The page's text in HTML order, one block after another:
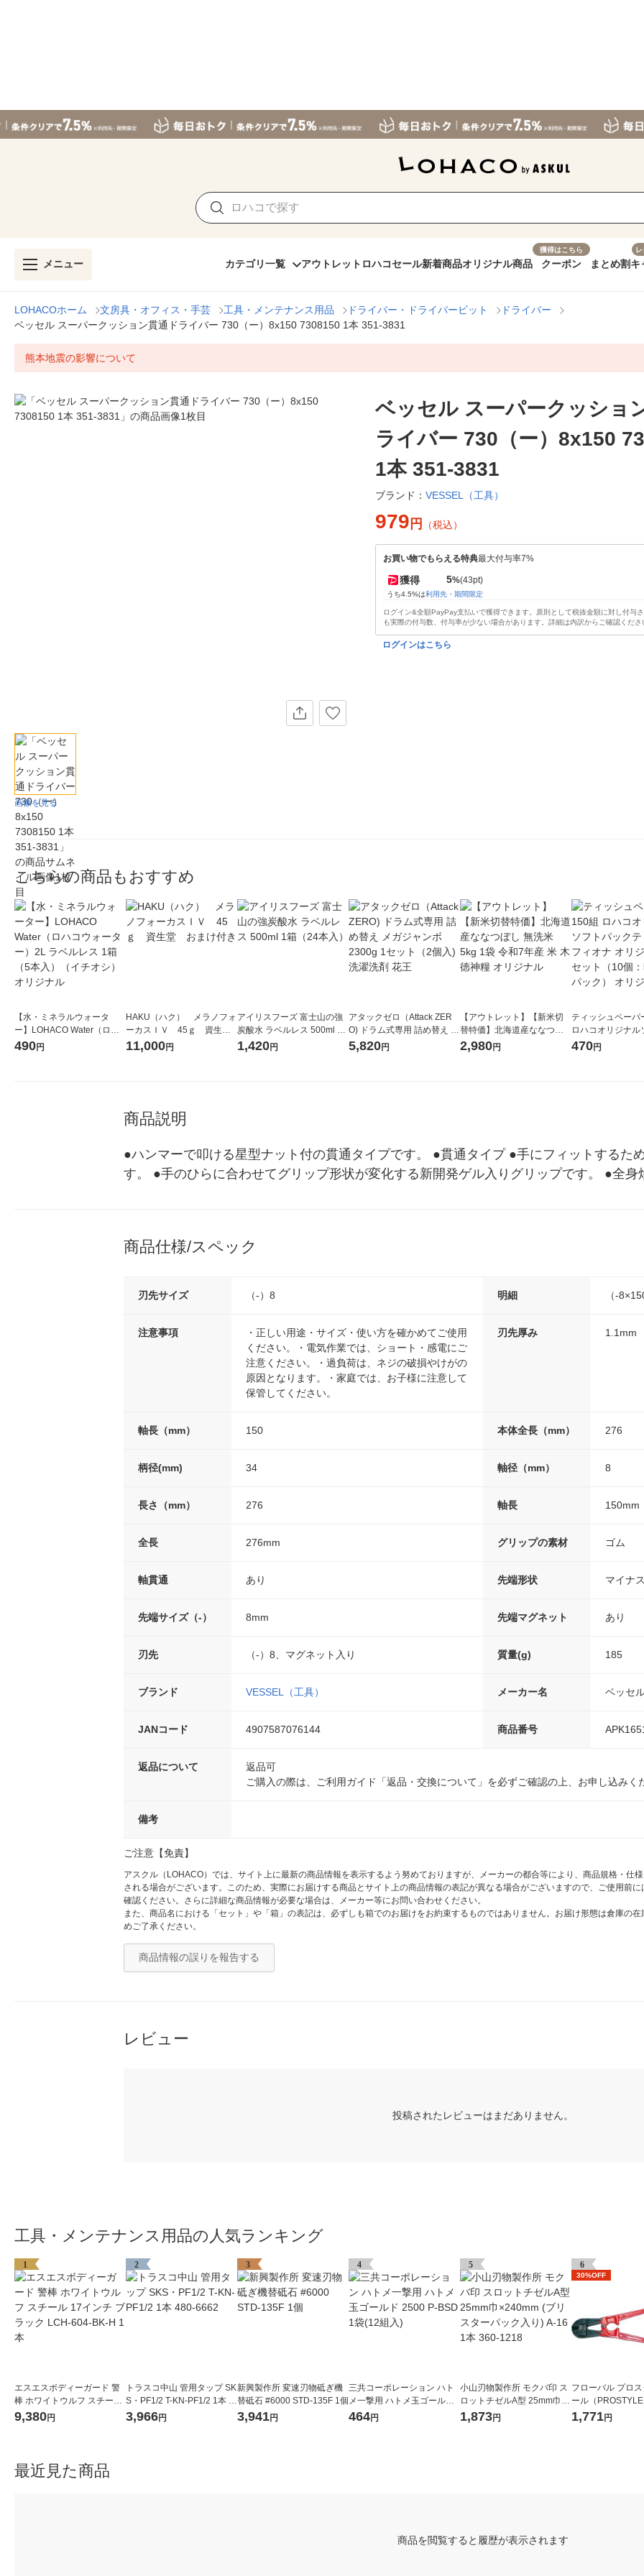
メニュー カテゴリ一覧 アウトレット ロハコセール新着商品オリジナル商品
獲得はこちら
クーポン まとめ割キ
LOHACOホーム 文房具・オフィス・手芸 工具・メンテナンス用品 ドライバー・ドライバービット
ドライバー
ベッセル スーパークッション貫通ドライバー 730（ー）8x150 7308150 1本 351-3831
熊本地震の影響について
画像を見る
ベッセル スーパークッショ
ライバー 730（ー）8x150
1本 351-3831
ブランド： VESSEL（工具）
979 円 （税込）
お買い物でもらえる特典最大付与率7%
獲得 5%(43pt)
うち4.5%は利用先・期間限定
ログイン&全額PayPay支払いで獲得できます。原則として税抜金額に対し付与
も実際の付与数、付与率が少ない場合があります。詳細は内訳からご確認くださ
ログインはこちら
こちらの商品もおすすめ
【水・ミネラルウォータ
ー】LOHACO Water（ロハ
コウォーター）2L ラベルレ
490円
HAKU（ハク） メラノフォ
ーカスＩＶ 45ｇ 資生
堂 おまけ付き
11,000円
アイリスフーズ 富士山の強
炭酸水 ラベルレス 500ml 1
箱（24本入）
1,420円
アタックゼロ（Attack ZER
O) ドラム式専用 詰め替え メ
ガジャンボ 2300g 1セット
5,820円
【アウトレット】【新米切
替特価】北海道産ななつぼ
し 無洗米 5kg 1袋 令和7年産
2,980円
ティッシュペーパ
ロハコオリジナル
ックティッシュ フ
470円
商品説明
●ハンマーで叩ける星型ナット付の貫通タイプです。 ●貫通タイプ ●手にフィットするた
す。 ●手のひらに合わせてグリップ形状が変化する新開発ゲル入りグリップです。 ●全身
商品仕様/スペック
刃先サイズ （-）8 明細 （-
注意事項
・正しい用途・サイズ・使い方を確かめてご使用
ください。・電気作業では、ショート・感電にご
注意ください。・過負荷は、ネジの破損やけがの
原因となります。・家庭では、お子様に注意して
保管してください。
刃先厚み 1.1mm
軸長（mm） 150 本体全長（mm） 276
柄径(mm) 34 軸径（mm） 8
長さ（mm） 276 軸長 150mm
全長 276mm グリップの素材 ゴム
軸貫通 あり 先端形状 マイナ
先端サイズ（-） 8mm 先端マグネット あり
刃先 （-）8、マグネット入り 質量(g) 185
ブランド VESSEL（工具） メーカー名 ベッセ
JANコード 4907587076144 商品番号
返品について
返品可
ご購入の際は、ご利用ガイド「返品・交換について」を必ずご確認の上、お申し込みく
備考
ご注意【免責】
アスクル（LOHACO）では、サイト上に最新の商品情報を表示するよう努めておりますが、メーカーの都合等により、商品規格・仕
される場合がございます。このため、実際にお届けする商品とサイト上の商品情報の表記が異なる場合がございますので、ご使用前
確認ください。さらに詳細な商品情報が必要な場合は、メーカー等にお問い合わせください。
また、商品名における「セット」や「箱」の表記は、必ずしも箱でのお届けをお約束するものではありません。お届け形態は倉庫の
めご了承ください。
商品情報の誤りを報告する
レビュー
投稿されたレビューはまだありません。
工具・メンテナンス用品の人気ランキング
1
エスエスボディーガード 警
棒 ホワイトウルフ スチール
17インチ ブラック LCH-604
9,380円
2
トラスコ中山 管用タップ SK
S・PF1/2 T-KN-PF1/2 1本 4
80-6662
3,966円
3
新興製作所 変速刃物砥ぎ機
替砥石 #6000 STD-135F 1個
3,941円
4
三共コーポレーション ハト
メ一撃用 ハトメ玉ゴールド
2500 P-BSD 1袋(12組入)
464円
5
小山刃物製作所 モクバ印 ス
ロットチゼルA型 25mm巾×2
40mm (ブリスターパック入
1,873円
6
30%OFF
フローバル プロ
ール（
ボルトクリッパー
1,771円
最近見た商品
商品を閲覧すると履歴が表示されます